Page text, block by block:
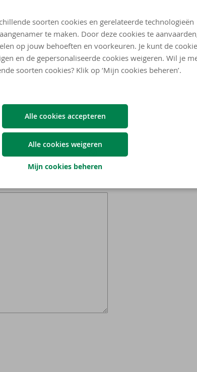
soorten cookies en gerelateerde technologieën
te maken. Door deze cookies te
op jouw behoeften en voorkeuren. Je kunt de
en de gepersonaliseerde cookies weigeren. Wil je
soorten cookies? Klik op ‘Mijn cookies beheren’.
Alle cookies accepteren
Alle cookies weigeren
Mijn cookies beheren